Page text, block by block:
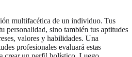
multifacética de un individuo. Tus
personalidad, sino también tus aptitudes
valores y habilidades. Una
profesionales evaluará estas